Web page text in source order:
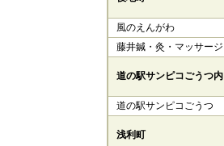
風のえんがわ
藤井鍼・灸・マッサージ
道の駅サンピコごうつ内
道の駅サンピコごうつ
浅利町